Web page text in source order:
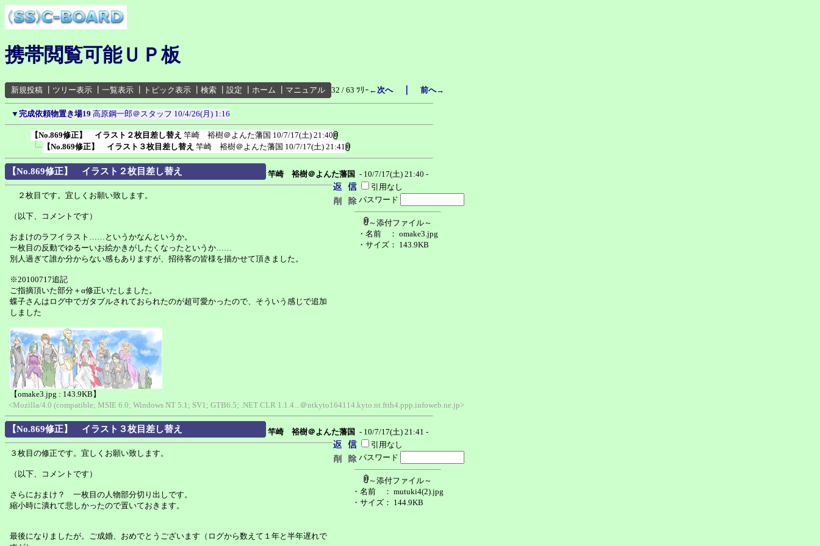
携帯閲覧可能ＵＰ板
新規投稿 ツリー表示 一覧表示 トピック表示 検索 設定 ホーム マニュアル 32 / 63 ﾂﾘｰ ←次へ｜ 前へ→
▼ 完成依頼物置き場19 高原鋼一郎＠スタッフ 10/4/26(月) 1:16
【No.869修正】 イラスト２枚目差し替え 竿崎 裕樹＠よんた藩国 10/7/17(土) 21:40
【No.869修正】 イラスト３枚目差し替え 竿崎 裕樹＠よんた藩国 10/7/17(土) 21:41
【No.869修正】 イラスト２枚目差し替え 竿崎 裕樹＠よんた藩国 - 10/7/17(土) 21:40 -
引用なし
パスワード
～添付ファイル～
・名前
： omake3.jpg
・サイズ ： 143.9KB
２枚目です。宜しくお願い致します。
（以下、コメントです）
おまけのラフイラスト……というかなんというか。
一枚目の反動でゆるーいお絵かきがしたくなったというか……
別人過ぎて誰か分からない感もありますが、招待客の皆様を描かせて頂きました。
※20100717追記
ご指摘頂いた部分＋α修正いたしました。
蝶子さんはログ中でガタブルされておられたのが超可愛かったので、そういう感じで追加
しました
【omake3.jpg : 143.9KB】
<Mozilla/4.0 (compatible; MSIE 6.0; Windows NT 5.1; SV1; GTB6.5; .NET CLR 1.1.4...＠ntkyto164114.kyto.nt.ftth4.ppp.infoweb.ne.jp>
【No.869修正】 イラスト３枚目差し替え 竿崎 裕樹＠よんた藩国 - 10/7/17(土) 21:41 -
引用なし
パスワード
～添付ファイル～
・名前
： mutuki4(2).jpg
・サイズ ： 144.9KB
３枚目の修正です。宜しくお願い致します。
（以下、コメントです）
さらにおまけ？ 一枚目の人物部分切り出しです。
縮小時に潰れて悲しかったので置いておきます。
最後になりましたが。ご成婚、おめでとうございます（ログから数えて１年と半年遅れで